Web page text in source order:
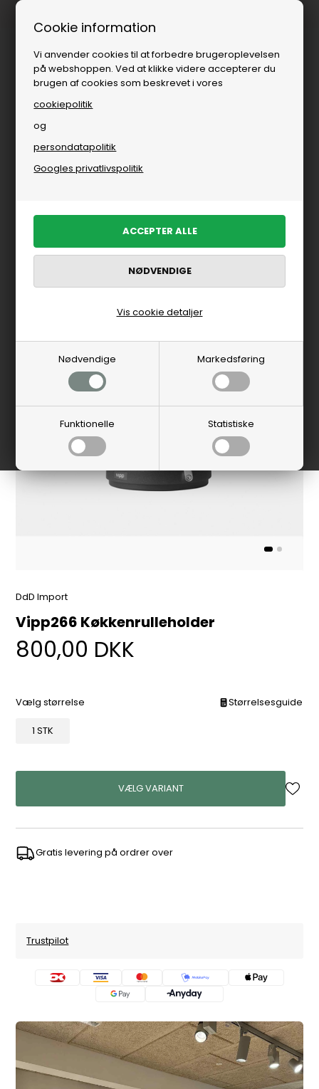
Cookie information
Vi anvender cookies til at forbedre brugeroplevelsen
på webshoppen. Ved at klikke videre accepterer du
brugen af cookies som beskrevet i vores
cookiepolitik
og
persondatapolitik
Googles privatlivspolitik
Nødvendige Markedsføring
Funktionelle Statistiske
Vis cookie detaljer
DdD Import
Vipp266 Køkkenrulleholder
800,00 DKK
Vælg størrelse Størrelsesguide
1 STK
VÆLG VARIANT
Gratis levering på ordrer over
Trustpilot